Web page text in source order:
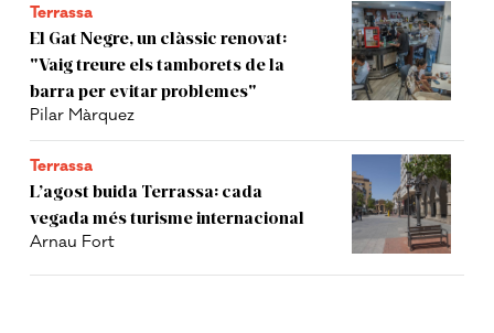
Terrassa
El Gat Negre, un clàssic renovat:
"Vaig treure els tamborets de la
barra per evitar problemes"
Pilar Màrquez
Terrassa
L’agost buida Terrassa: cada
vegada més turisme internacional
Arnau Fort